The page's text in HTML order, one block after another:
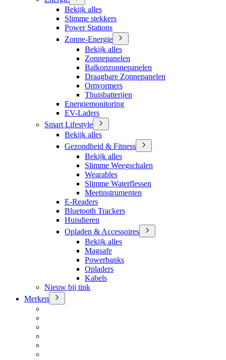
Bekijk alles
Slimme stekkers
Power Stations
Zonne-Energie
Bekijk alles
Zonnepanelen
Balkonzonnepanelen
Draagbare Zonnepanelen
Omvormers
Thuisbatterijen
Energiemonitoring
EV-Laders
Smart Lifestyle
Bekijk alles
Gezondheid & Fitness
Bekijk alles
Slimme Weegschalen
Wearables
Slimme Waterflessen
Meetinstrumenten
E-Readers
Bluetooth Trackers
Huisdieren
Opladen & Accessoires
Bekijk alles
Magsafe
Powerbanks
Opladers
Kabels
Nieuw bij tink
Merken